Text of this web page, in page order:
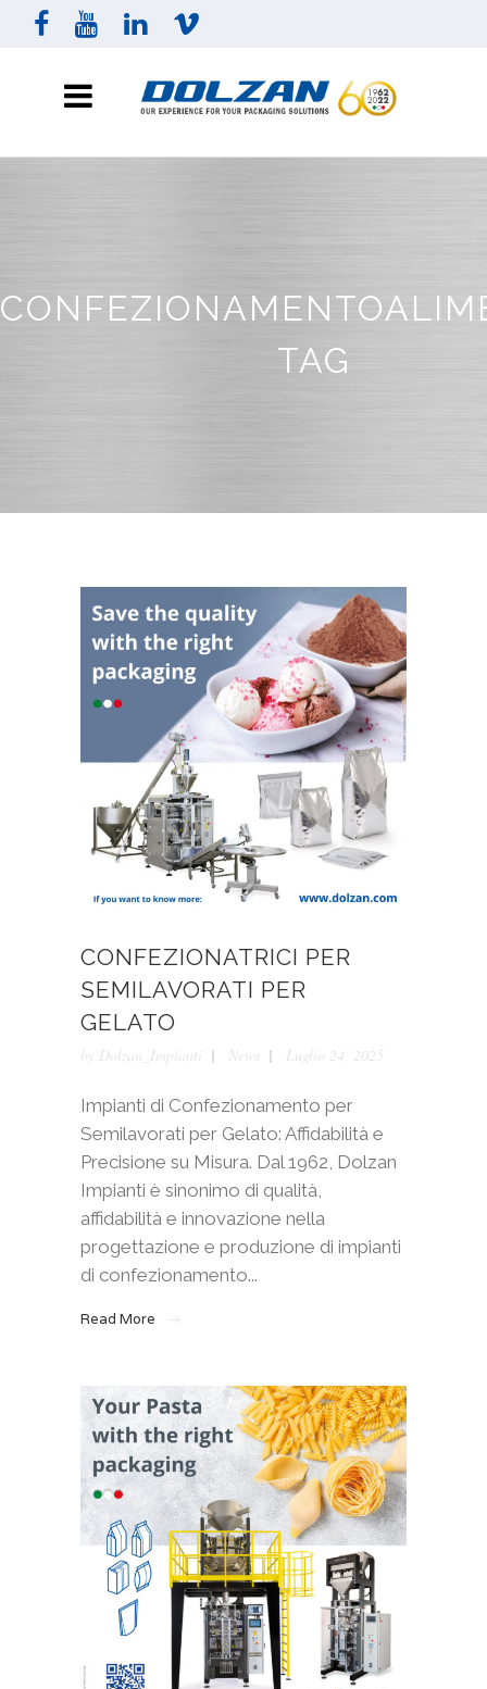
TAG
CONFEZIONATRICI PER
SEMILAVORATI PER
GELATO
by Dolzan_Impianti News Luglio 24, 2025
Impianti di Confezionamento per
Semilavorati per Gelato: Affidabilità e
Precisione su Misura. Dal 1962, Dolzan
Impianti è sinonimo di qualità,
affidabilità e innovazione nella
progettazione e produzione di impianti
di confezionamento...
Read More